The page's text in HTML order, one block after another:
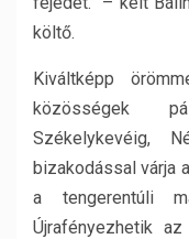
költő.
Kiváltképp
közösségek
Székelykevéig,
bizakodással várja
a tengerentúli
Újrafényezhetik